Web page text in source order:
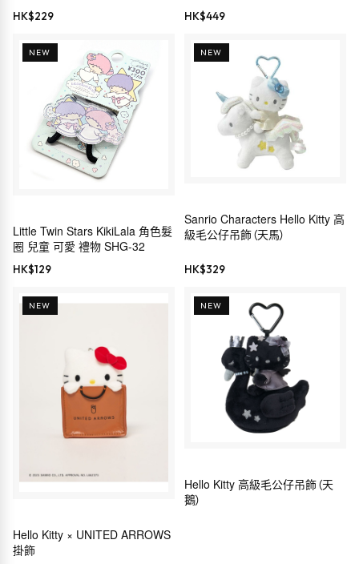
HK$229
Sanrio 穿搭系列）
HK$449
NEW
Little Twin Stars KikiLala 角色髮
圈 兒童 可愛 禮物 SHG-32
HK$129
NEW
Sanrio Characters Hello Kitty 高
級毛公仔吊飾（天馬）
HK$329
NEW
Hello Kitty × UNITED ARROWS
掛飾
NEW
Hello Kitty 高級毛公仔吊飾（天
鵝）